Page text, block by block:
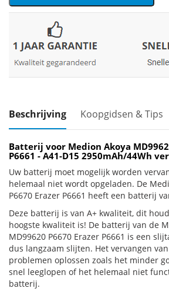
Beschrijving Koopgidsen & Tips
Batterij voor Medion Akoya
P6661 - A41-D15 2950mAh/44Wh
Uw batterij moet mogelijk worden
helemaal niet wordt opgeladen. De
P6670 Erazer P6661 heeft een batterij
Deze batterij is van A+ kwaliteit, dit
hoogste kwaliteit is! De batterij van de
MD99620 P6670 Erazer P6661 is een
dus langzaam slijten. Het vervangen
problemen oplossen zoals het minder
snel leeglopen of het helemaal niet
batterij.